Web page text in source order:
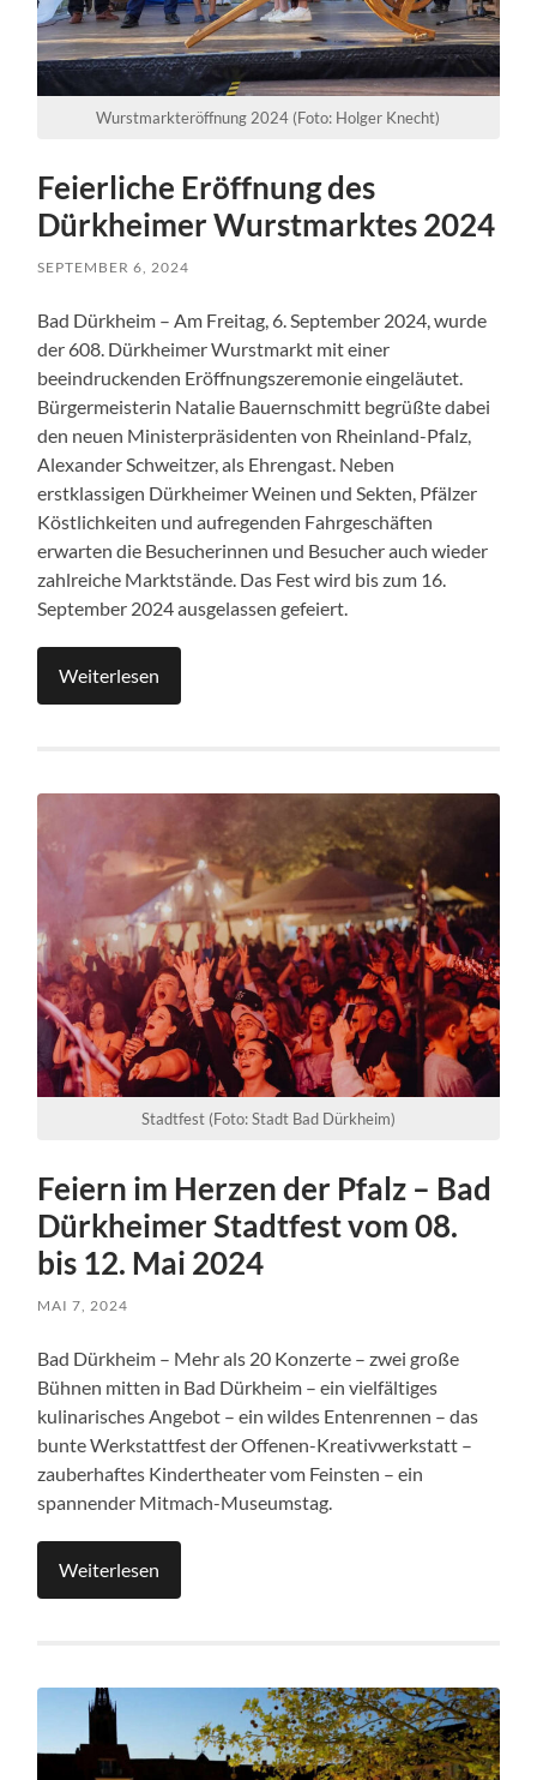
Wurstmarkteröffnung 2024 (Foto: Holger Knecht)
Feierliche Eröffnung des
Dürkheimer Wurstmarktes 2024
SEPTEMBER 6, 2024
Bad Dürkheim – Am Freitag, 6. September 2024, wurde
der 608. Dürkheimer Wurstmarkt mit einer
beeindruckenden Eröffnungszeremonie eingeläutet.
Bürgermeisterin Natalie Bauernschmitt begrüßte dabei
den neuen Ministerpräsidenten von Rheinland-Pfalz,
Alexander Schweitzer, als Ehrengast. Neben
erstklassigen Dürkheimer Weinen und Sekten, Pfälzer
Köstlichkeiten und aufregenden Fahrgeschäften
erwarten die Besucherinnen und Besucher auch wieder
zahlreiche Marktstände. Das Fest wird bis zum 16.
September 2024 ausgelassen gefeiert.
Weiterlesen
Stadtfest (Foto: Stadt Bad Dürkheim)
Feiern im Herzen der Pfalz – Bad
Dürkheimer Stadtfest vom 08.
bis 12. Mai 2024
MAI 7, 2024
Bad Dürkheim – Mehr als 20 Konzerte – zwei große
Bühnen mitten in Bad Dürkheim – ein vielfältiges
kulinarisches Angebot – ein wildes Entenrennen – das
bunte Werkstattfest der Offenen-Kreativwerkstatt –
zauberhaftes Kindertheater vom Feinsten – ein
spannender Mitmach-Museumstag.
Weiterlesen